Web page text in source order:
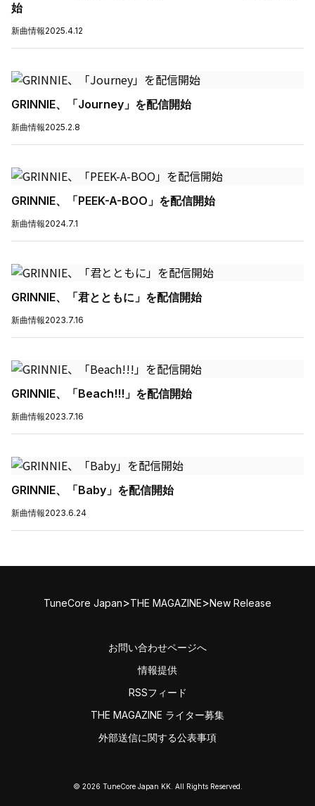
始
新曲情報2025.4.12
GRINNIE、「Journey」を配信開始
新曲情報2025.2.8
GRINNIE、「PEEK-A-BOO」を配信開始
新曲情報2024.7.1
GRINNIE、「君とともに」を配信開始
新曲情報2023.7.16
GRINNIE、「Beach!!!」を配信開始
新曲情報2023.7.16
GRINNIE、「Baby」を配信開始
新曲情報2023.6.24
TuneCore Japan>THE MAGAZINE>New Release
お問い合わせページへ
情報提供
RSSフィード
THE MAGAZINE ライター募集
外部送信に関する公表事項
© 2026 TuneCore Japan KK. All Rights Reserved.